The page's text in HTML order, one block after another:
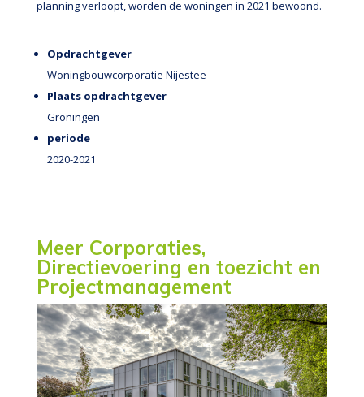
planning verloopt, worden de woningen in 2021 bewoond.
Opdrachtgever
Woningbouwcorporatie Nijestee
Plaats opdrachtgever
Groningen
periode
2020-2021
Meer Corporaties,
Directievoering en toezicht en
Projectmanagement